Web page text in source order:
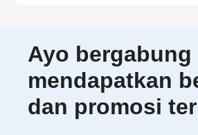
Ayo
mendapatkan
dan promosi